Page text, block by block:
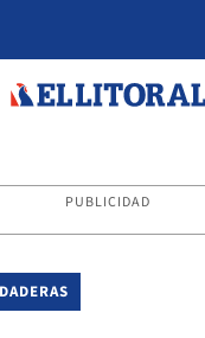
PUBLICIDAD